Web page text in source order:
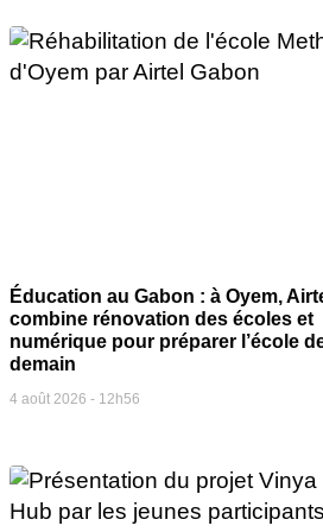
Éducation au Gabon : à Oyem,
combine rénovation des écoles et
numérique pour préparer l’école
demain
4 août 2026 12h56